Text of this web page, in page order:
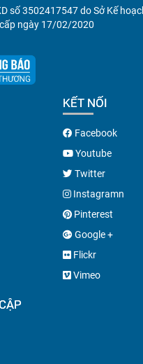
số 3502417547 do Sở Kế
ngày 17/02/2020
KẾT NỐI
Facebook
Youtube
Twitter
Instagramn
Pinterest
Google +
Flickr
Vimeo